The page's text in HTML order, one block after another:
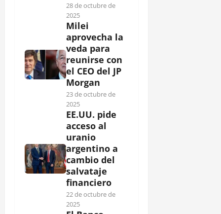
28 de octubre de
2025
Milei
aprovecha la
veda para
reunirse con
el CEO del JP
Morgan
23 de octubre de
2025
EE.UU. pide
acceso al
uranio
argentino a
cambio del
salvataje
financiero
22 de octubre de
2025